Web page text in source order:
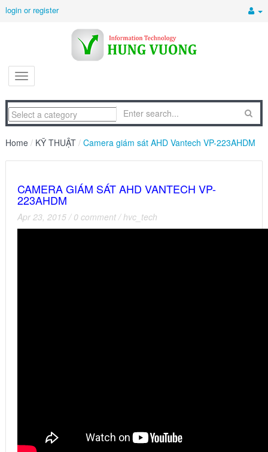
login or register
Home / KỸ THUẬT / Camera giám sát AHD Vantech VP-223AHDM
CAMERA GIÁM SÁT AHD VANTECH VP-
223AHDM
Apr 23, 2015 / 0 comment /hvc_tech